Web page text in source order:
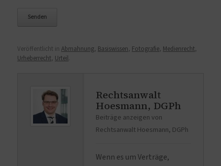
Veröffentlicht in Abmahnung, Basiswissen, Fotografie, Medienrecht,
Urheberrecht, Urteil
Rechtsanwalt
Hoesmann, DGPh
Beiträge anzeigen von
Rechtsanwalt Hoesmann, DGPh
Wenn es um Verträge,